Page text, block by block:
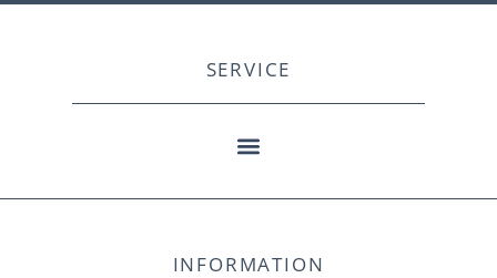
SERVICE
INFORMATION